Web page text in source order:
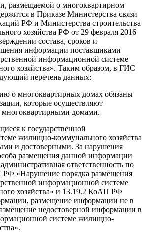
размещаемой о многоквартирном
в Приказе Министерства связи
РФ и Министерства строительства
хозяйства РФ от 29 февраля 2016
состава, сроков и
информации поставщиками
информационной системе
хозяйства». Таким образом, в ГИС
перечень данных:
о многоквартирных домах обязаны
которые осуществляют
домами.
к государственной
жилищно-коммунального хозяйства
и достоверными. За нарушения
размещения данной информации
ответственность по
РФ «Нарушение порядка размещения
информационной системе
хозяйства» и 13.19.2 КоАП РФ
размещение информации не в
недостоверной информации в
системе жилищно-